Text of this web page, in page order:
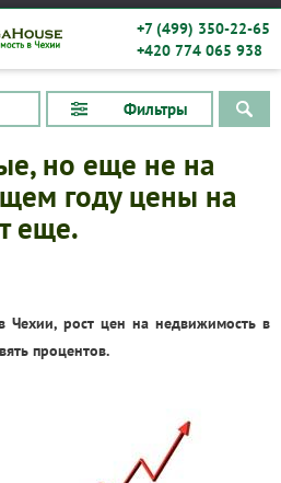
+7 (499) 350-22-65
+420 774 065 938
Фильтры
но еще не на
году цены на
еще.
Чехии, рост цен на недвижимость в
процентов.